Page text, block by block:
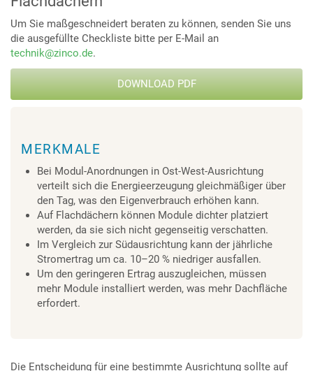
Um Sie maßgeschneidert beraten zu können, senden Sie uns
die ausgefüllte Checkliste bitte per E-Mail an
technik@zinco.de.
DOWNLOAD PDF
MERKMALE
Bei Modul-Anordnungen in Ost-West-Ausrichtung
verteilt sich die Energieerzeugung gleichmäßiger über
den Tag, was den Eigenverbrauch erhöhen kann.
Auf Flachdächern können Module dichter platziert
werden, da sie sich nicht gegenseitig verschatten.
Im Vergleich zur Südausrichtung kann der jährliche
Stromertrag um ca. 10–20 % niedriger ausfallen.
Um den geringeren Ertrag auszugleichen, müssen
mehr Module installiert werden, was mehr Dachfläche
erfordert.
Die Entscheidung für eine bestimmte Ausrichtung sollte auf